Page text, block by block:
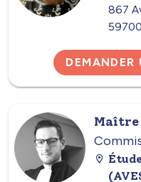
867
Maître